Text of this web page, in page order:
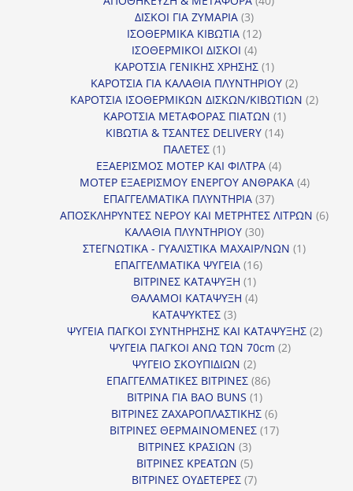
ΔΙΣΚΟΙ ΓΙΑ ΖΥΜΑΡΙΑ 33
προϊόντα
ΙΣΟΘΕΡΜΙΚΑ ΚΙΒΩΤΙΑ 1212
ΙΣΟΘΕΡΜΙΚΟΙ ΔΙΣΚΟΙ 44
προϊόντα
ΚΑΡΟΤΣΙΑ ΓΕΝΙΚΗΣ ΧΡΗΣΗΣ 11
προϊόν
ΚΑΡΟΤΣΙΑ ΓΙΑ ΚΑΛΑΘΙΑ ΠΛΥΝΤΗΡΙΟΥ 22
προϊόντα
ΚΑΡΟΤΣΙΑ ΙΣΟΘΕΡΜΙΚΩΝ ΔΙΣΚΩΝ/ΚΙΒΩΤΙΩΝ 22
ΚΑΡΟΤΣΙΑ ΜΕΤΑΦΟΡΑΣ ΠΙΑΤΩΝ 11
προϊόν
ΚΙΒΩΤΙΑ & ΤΣΑΝΤΕΣ DELIVERY 1414
ΠΑΛΕΤΕΣ 11
προϊόν
ΕΞΑΕΡΙΣΜΟΣ ΜΟΤΕΡ ΚΑΙ ΦΙΛΤΡΑ 44
προϊόντα
ΜΟΤΕΡ ΕΞΑΕΡΙΣΜΟΥ ΕΝΕΡΓΟΥ ΑΝΘΡΑΚΑ 44
ΕΠΑΓΓΕΛΜΑΤΙΚΑ ΠΛΥΝΤΗΡΙΑ 3737
προϊόντα
ΑΠΟΣΚΛΗΡΥΝΤΕΣ ΝΕΡΟΥ ΚΑΙ ΜΕΤΡΗΤΕΣ ΛΙΤΡΩΝ 66
ΚΑΛΑΘΙΑ ΠΛΥΝΤΗΡΙΟΥ 3030
προϊόντα
ΣΤΕΓΝΩΤΙΚΑ - ΓΥΑΛΙΣΤΙΚΑ ΜΑΧΑΙΡ/ΝΩΝ 11
ΕΠΑΓΓΕΛΜΑΤΙΚΑ ΨΥΓΕΙΑ 1616
ΒΙΤΡΙΝΕΣ ΚΑΤΑΨΥΞΗ 11
προϊόν
ΘΑΛΑΜΟΙ ΚΑΤΑΨΥΞΗ 44
ΚΑΤΑΨΥΚΤΕΣ 33
προϊόντα
ΨΥΓΕΙΑ ΠΑΓΚΟΙ ΣΥΝΤΗΡΗΣΗΣ ΚΑΙ ΚΑΤΑΨΥΞΗΣ 22
ΨΥΓΕΙΑ ΠΑΓΚΟΙ ΑΝΩ ΤΩΝ 70cm 22
ΨΥΓΕΙΟ ΣΚΟΥΠΙΔΙΩΝ 22
προϊόντα
ΕΠΑΓΓΕΛΜΑΤΙΚΕΣ ΒΙΤΡΙΝΕΣ 8686
ΒΙΤΡΙΝΑ ΓΙΑ BAO BUNS 11
προϊόν
ΒΙΤΡΙΝΕΣ ΖΑΧΑΡΟΠΛΑΣΤΙΚΗΣ 66
προϊόντα
ΒΙΤΡΙΝΕΣ ΘΕΡΜΑΙΝΟΜΕΝΕΣ 1717
ΒΙΤΡΙΝΕΣ ΚΡΑΣΙΩΝ 33
προϊόντα
ΒΙΤΡΙΝΕΣ ΚΡΕΑΤΩΝ 55
προϊόντα
ΒΙΤΡΙΝΕΣ ΟΥΔΕΤΕΡΕΣ 77